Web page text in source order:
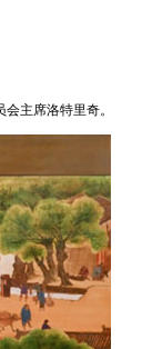
主席洛特里奇。